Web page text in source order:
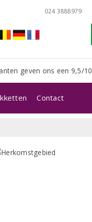
024 3888979
geven ons een 9,5/10
Contact